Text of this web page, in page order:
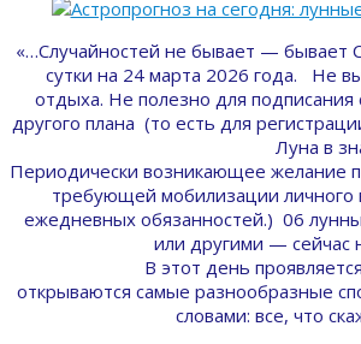
«…Случайностей не бывает — бывает
сутки на 24 марта 2026 года. Не
отдыха. Не полезно для подписания
другого плана (то есть для
Луна в
Периодически возникающее желание
требующей мобилизации
ежедневных обязанностей.) 06
или другими — сейчас
В этот день
открываются самые разнообразные
словами: все, что